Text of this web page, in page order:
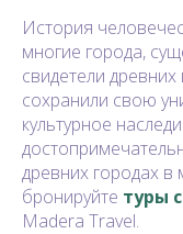
История
многие города,
свидетели
сохранили свою
культурное
древних городах
бронируйте туры
Madera Travel.